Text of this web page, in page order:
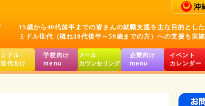
15歳から40代前半までの皆さんの就職支援を主な目的とし
ミドル世代（概ね30代後半～59歳までの方）への支援も実施
ミドル
世代向け
学校向け
menu
メール
カウンセリング
企業向け
menu
イベント
カレンダー